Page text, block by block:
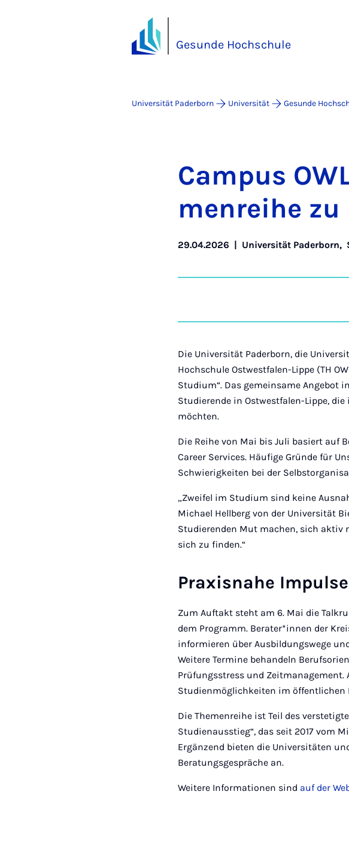
Gesunde Hochschule
Universität Paderborn Universität Gesunde
Cam­pus
men­rei­he
29.04.2026 | Universität Paderborn,
Die Universität Paderborn, die
Hochschule Ostwestfalen-Lippe (TH
Studium“. Das gemeinsame Angebot
Studierende in Ostwestfalen-Lippe,
möchten.
Die Reihe von Mai bis Juli basiert auf
Career Services. Häufige Gründe für
Schwierigkeiten bei der
„Zweifel im Studium sind keine
Michael Hellberg von der Universität
Studierenden Mut machen, sich aktiv
sich zu finden.“
Praxisnahe Impulse
Zum Auftakt steht am 6. Mai die
dem Programm. Berater*innen der
informieren über Ausbildungswege
Weitere Termine behandeln
Prüfungsstress und Zeitmanagement.
Studienmöglichkeiten im öffentlichen
Die Themenreihe ist Teil des
Studienausstieg“, das seit 2017 vom
Ergänzend bieten die Universitäten
Beratungsgespräche an.
Weitere Informationen sind auf der